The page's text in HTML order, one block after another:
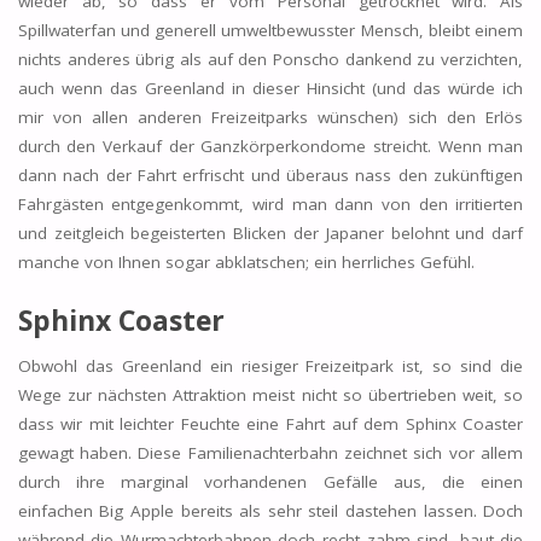
Spillwaterfan und generell umweltbewusster Mensch, bleibt einem
nichts anderes übrig als auf den Ponscho dankend zu verzichten,
auch wenn das Greenland in dieser Hinsicht (und das würde ich
mir von allen anderen Freizeitparks wünschen) sich den Erlös
durch den Verkauf der Ganzkörperkondome streicht. Wenn man
dann nach der Fahrt erfrischt und überaus nass den zukünftigen
Fahrgästen entgegenkommt, wird man dann von den irritierten
und zeitgleich begeisterten Blicken der Japaner belohnt und darf
manche von Ihnen sogar abklatschen; ein herrliches Gefühl.
Sphinx Coaster
Obwohl das Greenland ein riesiger Freizeitpark ist, so sind die
Wege zur nächsten Attraktion meist nicht so übertrieben weit, so
dass wir mit leichter Feuchte eine Fahrt auf dem Sphinx Coaster
gewagt haben. Diese Familienachterbahn zeichnet sich vor allem
durch ihre marginal vorhandenen Gefälle aus, die einen
einfachen Big Apple bereits als sehr steil dastehen lassen. Doch